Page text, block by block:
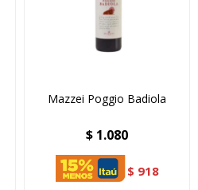
Mazzei Poggio Badiola
$ 1.080
$ 918